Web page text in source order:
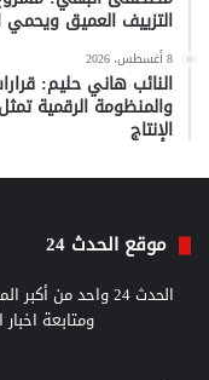
التزييف العميق ويحمي
8 أغسطس، 2026
النائب هاني حليم:
والمنظومة الرقمية
الإنتاج
موقع الحدث 24
الحدث 24 واحد من
ومتابعة